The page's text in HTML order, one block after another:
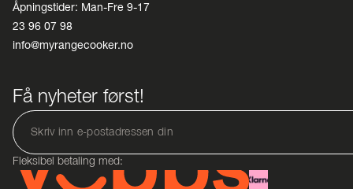
Åpningstider: Man-Fre 9-17
23 96 07 98
info@myrangecooker.no
Få nyheter først!
Fleksibel betaling med: